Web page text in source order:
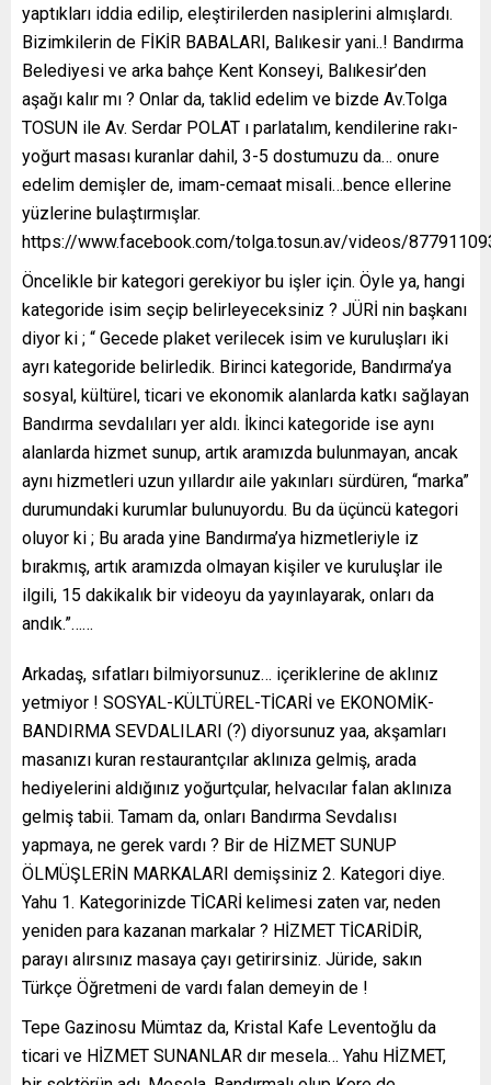
yaptıkları iddia edilip, eleştirilerden nasiplerini almışlardı.
Bizimkilerin de FİKİR BABALARI, Balıkesir yani..! Bandırma
Belediyesi ve arka bahçe Kent Konseyi, Balıkesir’den
aşağı kalır mı ? Onlar da, taklid edelim ve bizde Av.Tolga
TOSUN ile Av. Serdar POLAT ı parlatalım, kendilerine rakı-
yoğurt masası kuranlar dahil, 3-5 dostumuzu da… onure
edelim demişler de, imam-cemaat misali…bence ellerine
yüzlerine bulaştırmışlar.
https://www.facebook.com/tolga.tosun.av/videos/
Öncelikle bir kategori gerekiyor bu işler için. Öyle ya, hangi
kategoride isim seçip belirleyeceksiniz ? JÜRİ nin başkanı
diyor ki ; “ Gecede plaket verilecek isim ve kuruluşları iki
ayrı kategoride belirledik. Birinci kategoride, Bandırma’ya
sosyal, kültürel, ticari ve ekonomik alanlarda katkı sağlayan
Bandırma sevdalıları yer aldı. İkinci kategoride ise aynı
alanlarda hizmet sunup, artık aramızda bulunmayan, ancak
aynı hizmetleri uzun yıllardır aile yakınları sürdüren, “marka”
durumundaki kurumlar bulunuyordu. Bu da üçüncü kategori
oluyor ki ; Bu arada yine Bandırma’ya hizmetleriyle iz
bırakmış, artık aramızda olmayan kişiler ve kuruluşlar ile
ilgili, 15 dakikalık bir videoyu da yayınlayarak, onları da
andık.”……
Arkadaş, sıfatları bilmiyorsunuz… içeriklerine de aklınız
yetmiyor ! SOSYAL-KÜLTÜREL-TİCARİ ve EKONOMİK-
BANDIRMA SEVDALILARI (?) diyorsunuz yaa, akşamları
masanızı kuran restaurantçılar aklınıza gelmiş, arada
hediyelerini aldığınız yoğurtçular, helvacılar falan aklınıza
gelmiş tabii. Tamam da, onları Bandırma Sevdalısı
yapmaya, ne gerek vardı ? Bir de HİZMET SUNUP
ÖLMÜŞLERİN MARKALARI demişsiniz 2. Kategori diye.
Yahu 1. Kategorinizde TİCARİ kelimesi zaten var, neden
yeniden para kazanan markalar ? HİZMET TİCARİDİR,
parayı alırsınız masaya çayı getirirsiniz. Jüride, sakın
Türkçe Öğretmeni de vardı falan demeyin de !
Tepe Gazinosu Mümtaz da, Kristal Kafe Leventoğlu da
ticari ve HİZMET SUNANLAR dır mesela… Yahu HİZMET,